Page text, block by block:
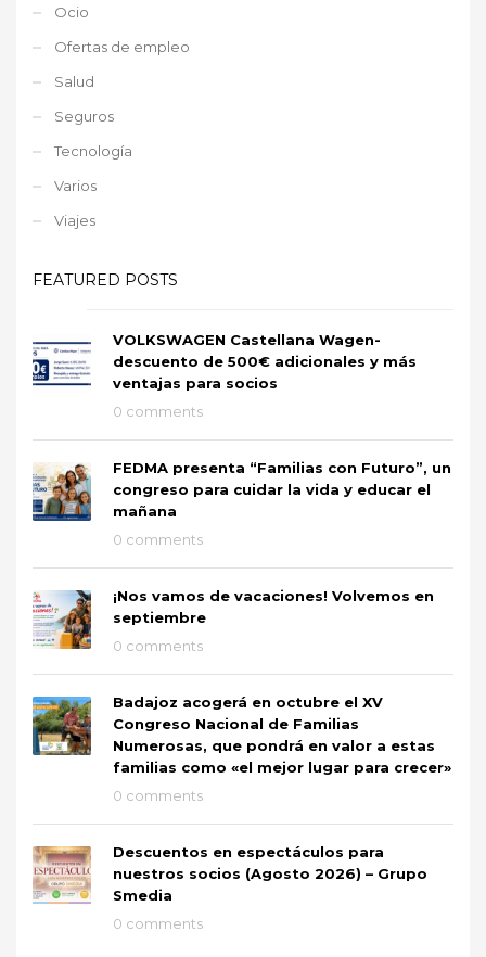
Ocio
Ofertas de empleo
Salud
Seguros
Tecnología
Varios
Viajes
FEATURED POSTS
VOLKSWAGEN Castellana Wagen-
descuento de 500€ adicionales y más
ventajas para socios
0 comments
FEDMA presenta “Familias con Futuro”, un
congreso para cuidar la vida y educar el
mañana
0 comments
¡Nos vamos de vacaciones! Volvemos en
septiembre
0 comments
Badajoz acogerá en octubre el XV
Congreso Nacional de Familias
Numerosas, que pondrá en valor a estas
familias como «el mejor lugar para crecer»
0 comments
Descuentos en espectáculos para
nuestros socios (Agosto 2026) – Grupo
Smedia
0 comments